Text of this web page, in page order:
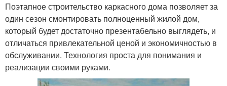
Поэтапное строительство каркасного дома позволяет за
один сезон смонтировать полноценный жилой дом,
который будет достаточно презентабельно выглядеть, и
отличаться привлекательной ценой и экономичностью в
обслуживании. Технология проста для понимания и
реализации своими руками.